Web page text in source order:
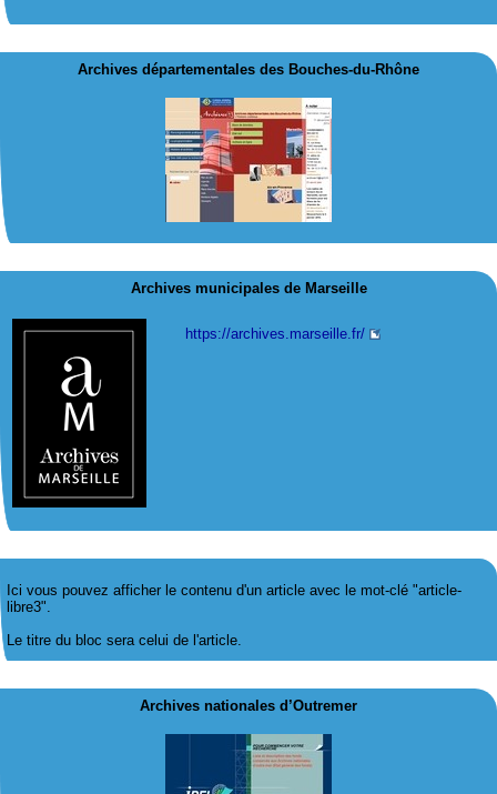
Archives départementales des Bouches-du-Rhône
Archives municipales de Marseille
https://archives.marseille.fr/
Ici vous pouvez afficher le contenu d'un article avec le mot-clé "article-
libre3".
Le titre du bloc sera celui de l'article.
Archives nationales d’Outremer